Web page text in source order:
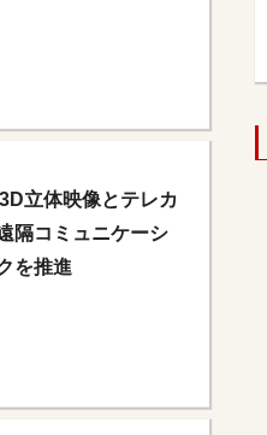
立体映像とテレカ
隔コミュニケーシ
を推進